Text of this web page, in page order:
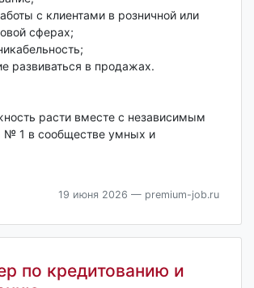
с клиентами в розничной или
сферах;
развиваться в продажах.
расти вместе с независимым
№ 1 в сообществе умных и
19 июня 2026 — premium-job.ru
по кредитованию и